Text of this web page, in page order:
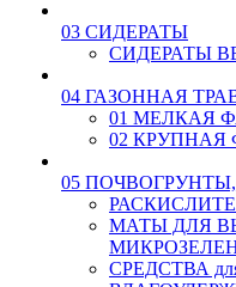
03 СИДЕРАТЫ
СИДЕРАТЫ
04 ГАЗОННАЯ
01 МЕЛКАЯ
02 КРУПНАЯ
05
МАТЫ ДЛЯ
СРЕДСТВА